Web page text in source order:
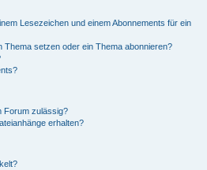
Lesezeichen und einem Abonnements für ein
Thema setzen oder ein Thema abonnieren?
Forum zulässig?
erhalten?